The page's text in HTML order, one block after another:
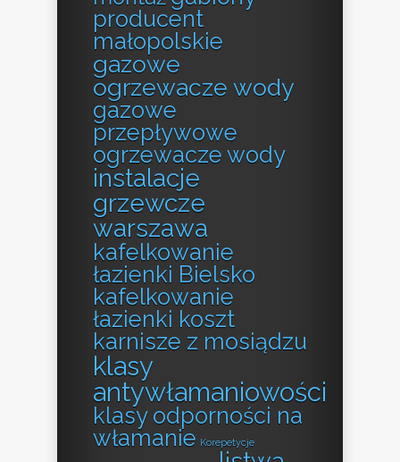
producent
małopolskie
gazowe
ogrzewacze wody
gazowe
przepływowe
ogrzewacze wody
instalacje
grzewcze
warszawa
kafelkowanie
łazienki Bielsko
kafelkowanie
łazienki koszt
karnisze z mosiądzu
klasy
antywłamaniowości
klasy odporności na
włamanie Korepetycje